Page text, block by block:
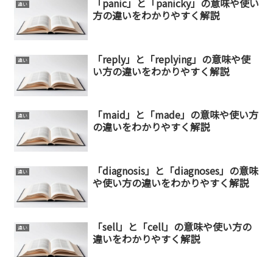
違い
「panic」と「panicky」の意味や使い
方の違いをわかりやすく解説
違い
「reply」と「replying」の意味や使
い方の違いをわかりやすく解説
違い
「maid」と「made」の意味や使い方
の違いをわかりやすく解説
違い
「diagnosis」と「diagnoses」の意味
や使い方の違いをわかりやすく解説
違い
「sell」と「cell」の意味や使い方の
違いをわかりやすく解説